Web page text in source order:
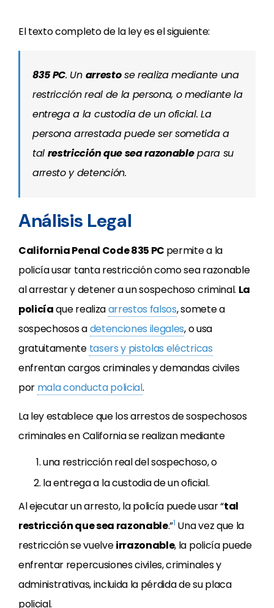
El texto completo de la ley es el siguiente:
835 PC. Un arrestose realiza mediante una
restricción real de la persona, o mediante la
entrega a la custodia de un oficial. La
persona arrestada puede ser sometida a
tal restricción que sea razonablepara su
arresto y detención.
Análisis Legal
California Penal Code 835 PC permite a la
policía usar tanta restricción como sea razonable
al arrestar y detener a un sospechoso criminal. La
policíaque realizaarrestos falsos, somete a
sospechosos adetenciones ilegales, o usa
gratuitamente tasers y pistolas eléctricas
enfrentan cargos criminales y demandas civiles
por mala conducta policial.
La ley establece que los arrestos de sospechosos
criminales en California se realizan mediante
una restricción real del sospechoso, o
la entrega a la custodia de un oficial.
Al ejecutar un arresto, la policía puede usar “tal
restricción que sea razonable.”1 Una vez que la
restricción se vuelveirrazonable, la policía puede
enfrentar repercusiones civiles, criminales y
administrativas, incluida la pérdida de su placa
policial.